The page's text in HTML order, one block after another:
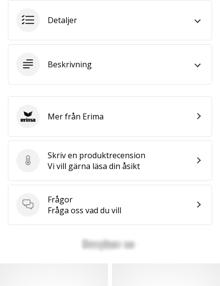
artiklar
Detaljer
Beskrivning
Skriv en produktrecension
Skriv en produktrecension
Vi vill gärna läsa din åsikt
Frågor
Frågor
Fråga oss vad du vill
ErimaMer från Erima